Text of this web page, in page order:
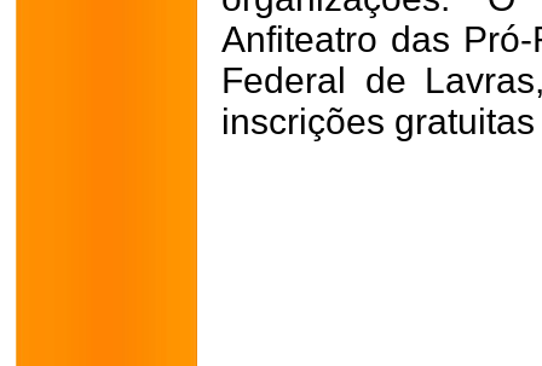
Anfiteatro das
Federal de
inscrições